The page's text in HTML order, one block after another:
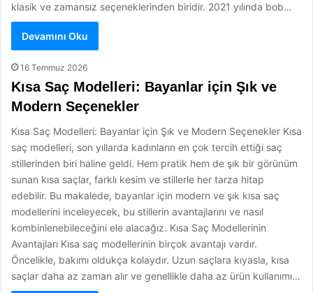
klasik ve zamansız seçeneklerinden biridir. 2021 yılında bob…
Devamını Oku
16 Temmuz 2026
Kısa Saç Modelleri: Bayanlar için Şık ve
Modern Seçenekler
Kısa Saç Modelleri: Bayanlar için Şık ve Modern Seçenekler Kısa
saç modelleri, son yıllarda kadınların en çok tercih ettiği saç
stillerinden biri haline geldi. Hem pratik hem de şık bir görünüm
sunan kısa saçlar, farklı kesim ve stillerle her tarza hitap
edebilir. Bu makalede, bayanlar için modern ve şık kısa saç
modellerini inceleyecek, bu stillerin avantajlarını ve nasıl
kombinlenebileceğini ele alacağız. Kısa Saç Modellerinin
Avantajları Kısa saç modellerinin birçok avantajı vardır.
Öncelikle, bakımı oldukça kolaydır. Uzun saçlara kıyasla, kısa
saçlar daha az zaman alır ve genellikle daha az ürün kullanımı…